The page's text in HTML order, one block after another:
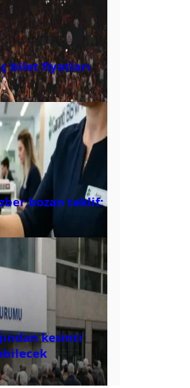
bilet fiyatları
bozan teklif:
kesinti